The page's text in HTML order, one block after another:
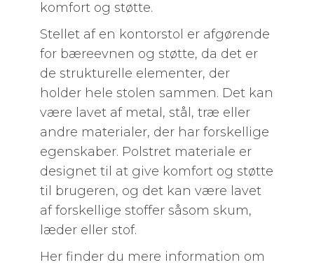
komfort og støtte.
Stellet af en kontorstol er afgørende
for bæreevnen og støtte, da det er
de strukturelle elementer, der
holder hele stolen sammen. Det kan
være lavet af metal, stål, træ eller
andre materialer, der har forskellige
egenskaber. Polstret materiale er
designet til at give komfort og støtte
til brugeren, og det kan være lavet
af forskellige stoffer såsom skum,
læder eller stof.
Her finder du mere information om